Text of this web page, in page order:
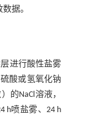
据。
层进行酸性盐雾
酸或氢氧化钠
的NaCl溶液，
h喷盐雾、24 h